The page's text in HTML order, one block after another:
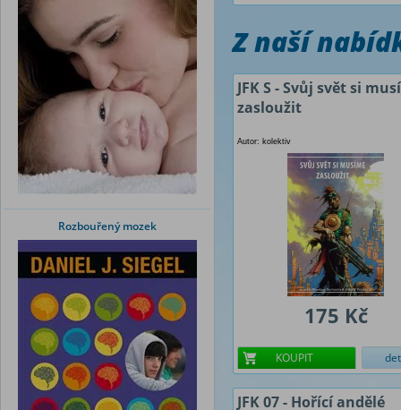
Rozbouřený mozek
Z naší
JFK S - Svůj svět si
zasloužit
Autor: kolektiv
175 Kč
KOUPIT
JFK 07 - Hořící andělé